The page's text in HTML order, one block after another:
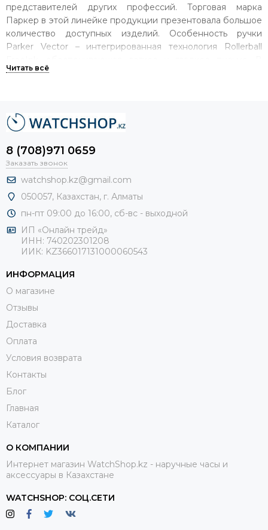
представителей других профессий. Торговая марка
Паркер в этой линейке продукции презентовала большое
количество доступных изделий. Особенность ручки
Parker Vector – интегрированная технология Rollerball
офисе или в дороге – такая письменная принадлежность
Типы ручек в коллекции:
роллерная;
автоматическая.
Еще одна особенность серии Паркер – широкая цветовая
гамма в сочетании с минимализмом и легким дизайном. Но
главное – это доступность в ценовой категории, а также
практичность.
Широкий ассортимент в интернет магазине Watchshop
предлагает на выбор эксклюзивные и повседневные
также в Казахстане. Наши консультанты всегда готовы
прийти вам на помощь и подобрать модель,
удовлетворяющую вашим запросам.
8 (708)971 0659
Заказать звонок
watchshop.kz@gmail.com
050057, Казахстан, г. Алматы
пн-пт 09:00 до 16:00, сб-вс - выходной
ИП «Онлайн трейд»
ИНН: 740202301208
ИИК: KZ366017131000060543
ИНФОРМАЦИЯ
О магазине
Отзывы
Доставка
Оплата
Условия возврата
Контакты
Блог
Главная
Каталог
О КОМПАНИИ
Интернет магазин WatchShop.kz - наручные часы и
аксессуары в Казахстане
WATCHSHOP: СОЦ.СЕТИ